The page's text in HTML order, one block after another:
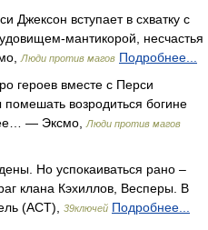
Джексон вступает в схватку с
мантикорой, несчастья
Люди против магов Подробнее...
героев вместе с Перси
возродиться богине
— Эксмо,
Люди против магов
Но успокаиваться рано –
клана Кэхиллов, Весперы. В
(АСТ),
39ключей Подробнее...